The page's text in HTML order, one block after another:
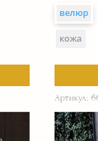
велюр
кожа
Артикул: